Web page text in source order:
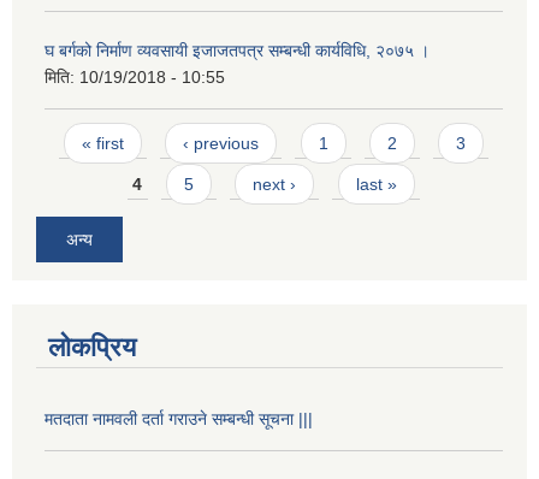
घ बर्गको निर्माण व्यवसायी इजाजतपत्र सम्बन्धी कार्यविधि, २०७५ ।
मिति: 10/19/2018 - 10:55
Pages
« first ‹ previous 1 2 3
4 5 next › last »
अन्य
लोकप्रिय
मतदाता नामवली दर्ता गराउने सम्बन्धी सूचना |||